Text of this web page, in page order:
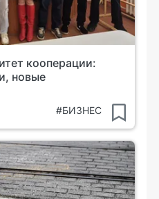
кооперации:
новые
#БИЗНЕС